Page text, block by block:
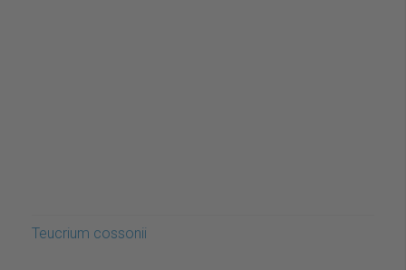
Teucrium cossonii